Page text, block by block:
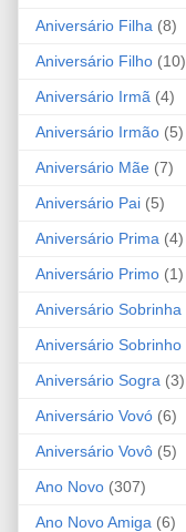
Aniversário Filha (8)
Aniversário Filho (10)
Aniversário Irmã (4)
Aniversário Irmão (5)
Aniversário Mãe (7)
Aniversário Pai (5)
Aniversário Prima (4)
Aniversário Primo (1)
Aniversário Sobrinha
Aniversário Sobrinho
Aniversário Sogra (3)
Aniversário Vovó (6)
Aniversário Vovô (5)
Ano Novo (307)
Ano Novo Amiga (6)